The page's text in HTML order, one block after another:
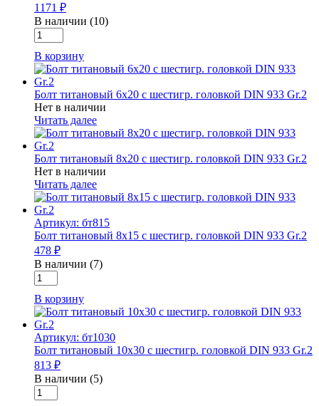
1171 ₽
В наличии (10)
Количество
товара
Винт
титановый
М10х50
с
внутр.шест.
DIN
912
Gr.2
В корзину
Болт титановый 6х20 с шестигр. головкой DIN 933 Gr.2
Нет в наличии
Читать далее
Болт титановый 8х20 с шестигр. головкой DIN 933 Gr.2
Нет в наличии
Читать далее
Артикул: бт815
Болт титановый 8х15 с шестигр. головкой DIN 933 Gr.2
478 ₽
В наличии (7)
Количество
товара
Болт
титановый
8х15
с
шестигр.
головкой
DIN
933
В корзину
Артикул: бт1030
Болт титановый 10х30 с шестигр. головкой DIN 933 Gr.2
813 ₽
В наличии (5)
Количество
товара